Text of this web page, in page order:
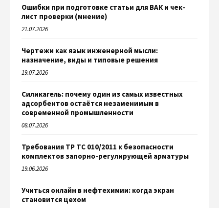
Ошибки при подготовке статьи для ВАК и чек-
лист проверки (мнение)
21.07.2026
Чертежи как язык инженерной мысли:
назначение, виды и типовые решения
19.07.2026
Силикагель: почему один из самых известных
адсорбентов остаётся незаменимым в
современной промышленности
08.07.2026
Требования ТР ТС 010/2011 к безопасности
комплектов запорно-регулирующей арматуры
19.06.2026
Учиться онлайн в нефтехимии: когда экран
становится цехом